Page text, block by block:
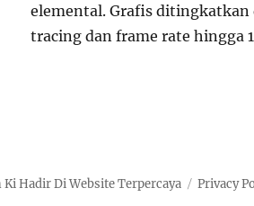
elemental. Grafis ditingkatkan
tracing dan frame rate hingga
Hadir Di Website Terpercaya Privacy